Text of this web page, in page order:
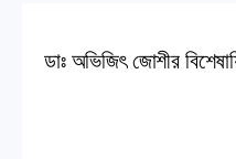
ডাঃ অভিজিৎ জোশীর